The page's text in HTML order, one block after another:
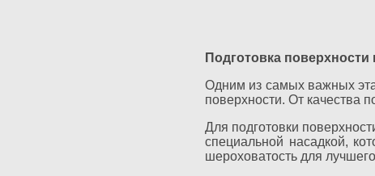
Подготовка
Одним из самых важных
поверхности. От качества
Для подготовки
специальной насадкой,
шероховатость для